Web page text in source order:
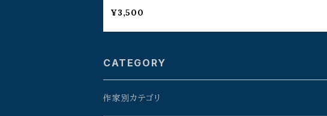
¥3,500
CATEGORY
作家別カテゴリ